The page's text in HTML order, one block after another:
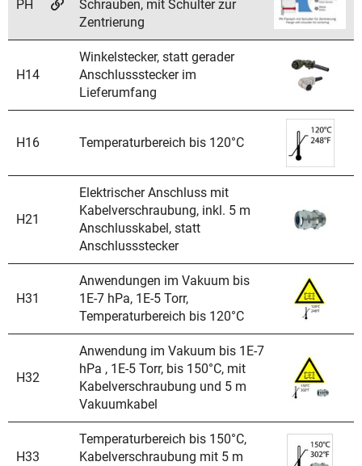
PH
Schrauben, mit Schulter zur
Zentrierung
H14
Winkelstecker, statt gerader
Anschlussstecker im
Lieferumfang
H16 Temperaturbereich bis 120°C
H21
Elektrischer Anschluss mit
Kabelverschraubung, inkl. 5 m
Anschlusskabel, statt
Anschlussstecker
H31
Anwendungen im Vakuum bis
1E-7 hPa, 1E-5 Torr,
Temperaturbereich bis 120°C
H32
Anwendung im Vakuum bis 1E-7
hPa , 1E-5 Torr, bis 150°C, mit
Kabelverschraubung und 5 m
Vakuumkabel
H33
Temperaturbereich bis 150°C,
Kabelverschraubung mit 5 m